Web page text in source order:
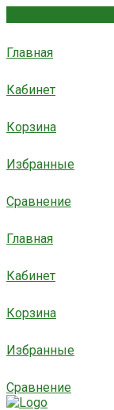
Главная
Кабинет
Корзина
Избранные
Сравнение
Главная
Кабинет
Корзина
Избранные
Сравнение